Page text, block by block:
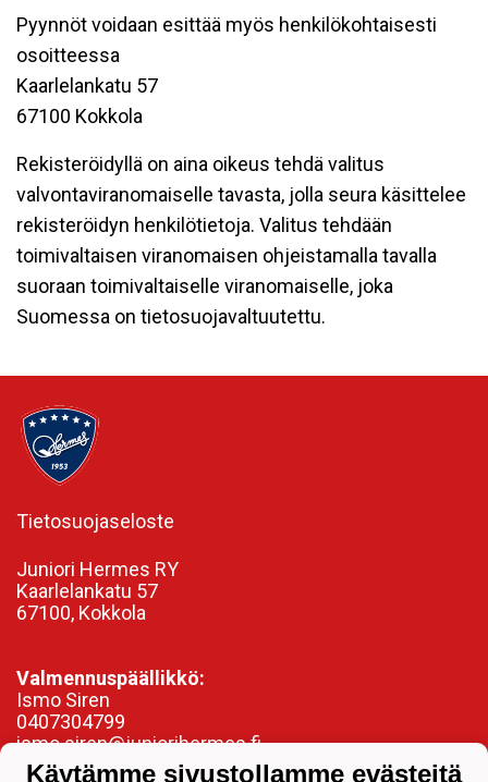
Pyynnöt voidaan esittää myös henkilökohtaisesti
osoitteessa
Kaarlelankatu 57
67100 Kokkola
Rekisteröidyllä on aina oikeus tehdä valitus
valvontaviranomaiselle tavasta, jolla seura käsittelee
rekisteröidyn henkilötietoja. Valitus tehdään
toimivaltaisen viranomaisen ohjeistamalla tavalla
suoraan toimivaltaiselle viranomaiselle, joka
Suomessa on tietosuojavaltuutettu.
Tietosuojaseloste
Juniori Hermes RY
Kaarlelankatu 57
67100, Kokkola
Valmennuspäällikkö:
Ismo Siren
0407304799
ismo.siren@juniorihermes.fi
Käytämme sivustollamme evästeitä